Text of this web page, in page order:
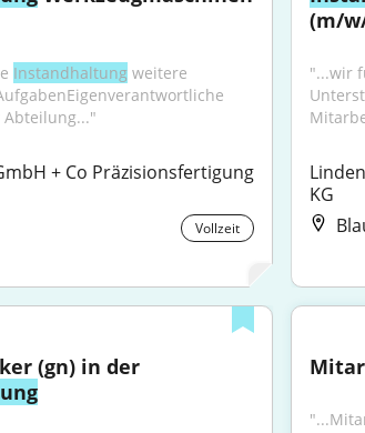
Instandhaltung weitere
+ Co Präzisionsfertigung
Vollzeit
(m/
"...wir
KG